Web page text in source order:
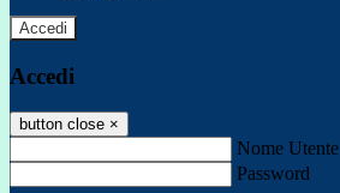
Accedi
Accedi
button close ×
Nome Utente
Password